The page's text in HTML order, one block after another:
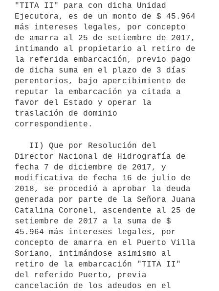
"TITA II" para con dicha Unidad
Ejecutora, es de un monto de $ 45.964
más intereses legales, por concepto
de amarra al 25 de setiembre de 2017,
intimando al propietario al retiro de
la referida embarcación, previo pago
de dicha suma en el plazo de 3 días
perentorios, bajo apercibimiento de
reputar la embarcación ya citada a
favor del Estado y operar la
traslación de dominio
correspondiente.
Director Nacional de Hidrografía de
fecha 7 de diciembre de 2017, y
modificativa de fecha 16 de julio de
2018, se procedió a aprobar la deuda
generada por parte de la Señora Juana
Catalina Coronel, ascendente al 25 de
setiembre de 2017 a la suma de $
45.964 más intereses legales, por
concepto de amarra en el Puerto Villa
Soriano, intimándose asimismo al
retiro de la embarcación "TITA II"
del referido Puerto, previa
cancelación de los adeudos en el